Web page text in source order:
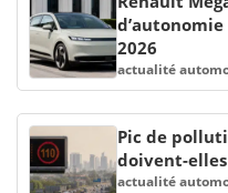
2026
actualité
Pic de
doivent-
actualité